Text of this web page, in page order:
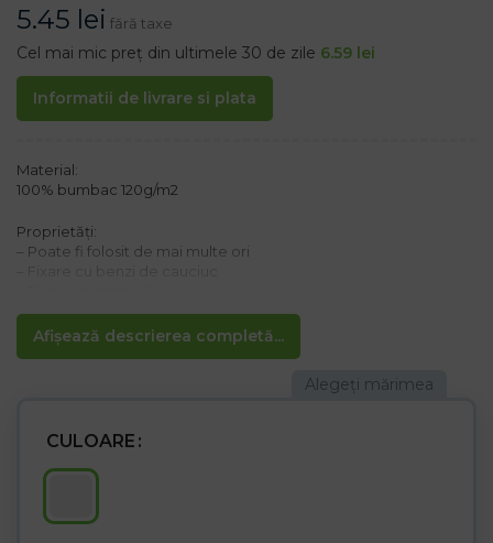
5.45 lei fără taxe
Cel mai mic preț din ultimele 30 de zile 6.59 lei
Informatii de livrare si plata
Afișează descrierea completă...
Material:
100% bumbac 120g/m2
Proprietăți:
– Poate fi folosit de mai multe ori
Produsul nu este un mijloc de protecție respiratorie sau un
dispozitiv medical
CULOARE